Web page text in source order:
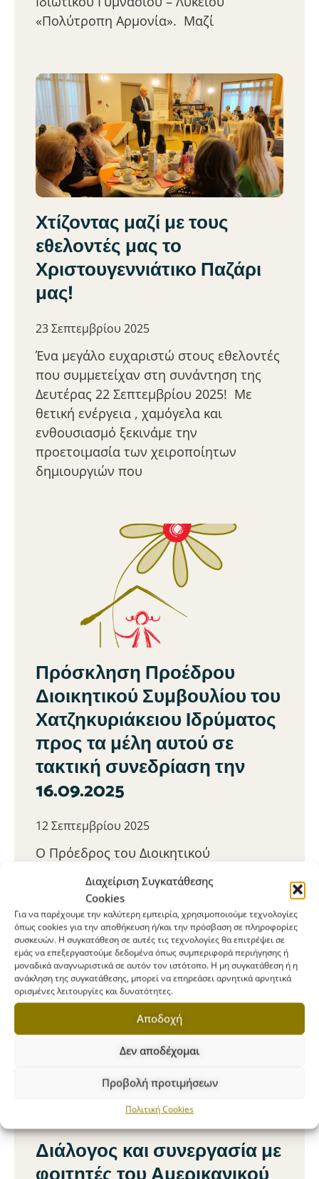
Διαχείριση Συγκατάθεσης
Cookies
Για να παρέχουμε την καλύτερη εμπειρία, χρησιμοποιούμε τεχνολογίες
όπως cookies για την αποθήκευση ή/και την πρόσβαση σε πληροφορίες
συσκευών. Η συγκατάθεση σε αυτές τις τεχνολογίες θα επιτρέψει σε
εμάς να επεξεργαστούμε δεδομένα όπως συμπεριφορά περιήγησης ή
μοναδικά αναγνωριστικά σε αυτόν τον ιστότοπο. Η μη συγκατάθεση ή η
ανάκληση της συγκατάθεσης, μπορεί να επηρεάσει αρνητικά αρνητικά
ορισμένες λειτουργίες και δυνατότητες.
Αποδοχή
Δεν αποδέχομαι
Προβολή προτιμήσεων
Πολιτική Cookies
«Πολύτροπη Αρμονία». Μαζί
Χτίζοντας μαζί με τους
εθελοντές μας το
Χριστουγεννιάτικο Παζάρι
μας!
23 Σεπτεμβρίου 2025
Ένα μεγάλο ευχαριστώ στους εθελοντές
που συμμετείχαν στη συνάντηση της
Δευτέρας 22 Σεπτεμβρίου 2025! Με
θετική ενέργεια , χαμόγελα και
ενθουσιασμό ξεκινάμε την
προετοιμασία των χειροποίητων
δημιουργιών που
Πρόσκληση Προέδρου
Διοικητικού Συμβουλίου του
Χατζηκυριάκειου Ιδρύματος
προς τα μέλη αυτού σε
τακτική συνεδρίαση την
16.09.2025
12 Σεπτεμβρίου 2025
Ο Πρόεδρος του Διοικητικού
Συμβουλίου του Χατζηκυριακείου
Ιδρύματος κ. Δημητρίου , βάσει του
καταστατικού του ιδρύματος, καλεί τα
μέλη, σε Τακτική Συνεδρίαση την δεκάτη
έκτη (16η)
Διάλογος και συνεργασία με